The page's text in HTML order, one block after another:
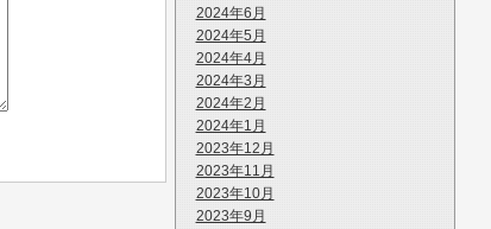
2024年6月
2024年5月
2024年4月
2024年3月
2024年2月
2024年1月
2023年12月
2023年11月
2023年10月
2023年9月